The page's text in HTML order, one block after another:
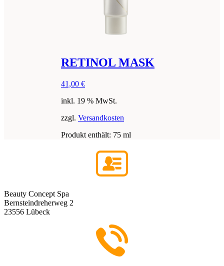
RETINOL MASK
41,00 €
inkl. 19 % MwSt.
zzgl. Versandkosten
Produkt enthält: 75 ml
Beauty Concept Spa
Bernsteindreherweg 2
23556 Lübeck